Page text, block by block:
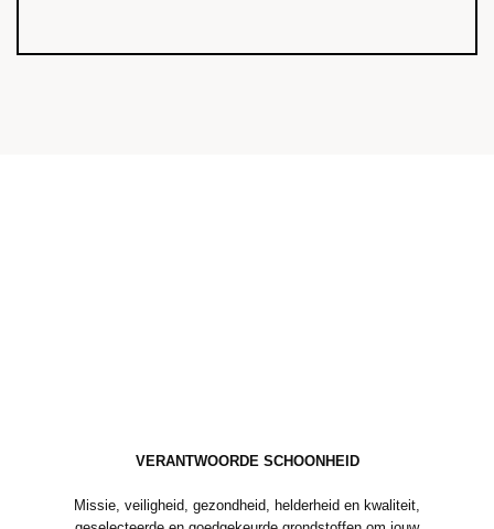
VERANTWOORDE SCHOONHEID
Missie, veiligheid, gezondheid, helderheid en kwaliteit,